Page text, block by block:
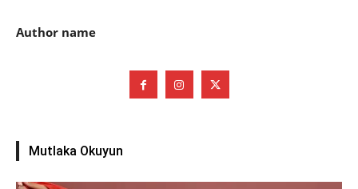
Author name
Mutlaka Okuyun